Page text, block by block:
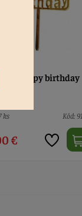
- kruh Happy
zlatý akryl
10 Kód:
€